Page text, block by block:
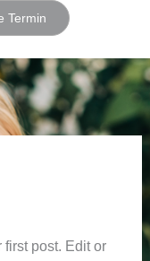
Termin
post. Edit or